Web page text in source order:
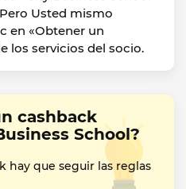
Usted mismo
en «Obtener un
los servicios del socio.
cashback
School?
hay que seguir las reglas